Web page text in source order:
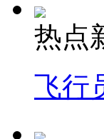
热点
飞行